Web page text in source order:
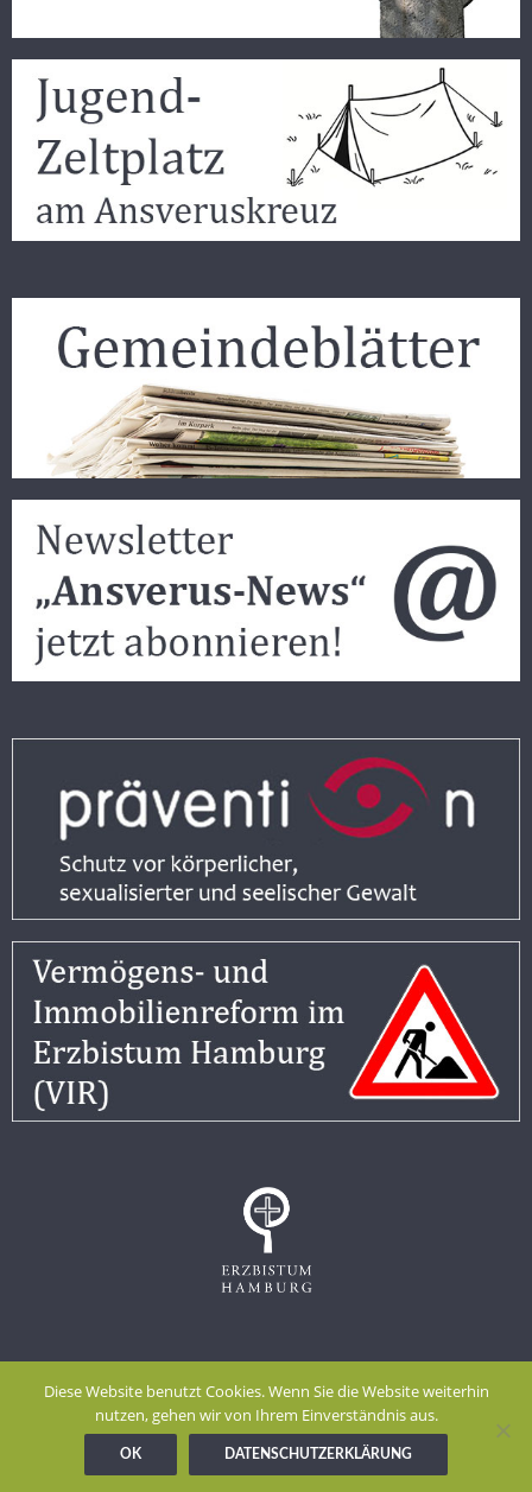
Impressum
Datenschutzerklärung
Meldestelle gem. Hinweisgeberschutzgesetz
Diese Website benutzt Cookies. Wenn Sie die Website weiterhin
nutzen, gehen wir von Ihrem Einverständnis aus.
OK DATENSCHUTZERKLÄRUNG